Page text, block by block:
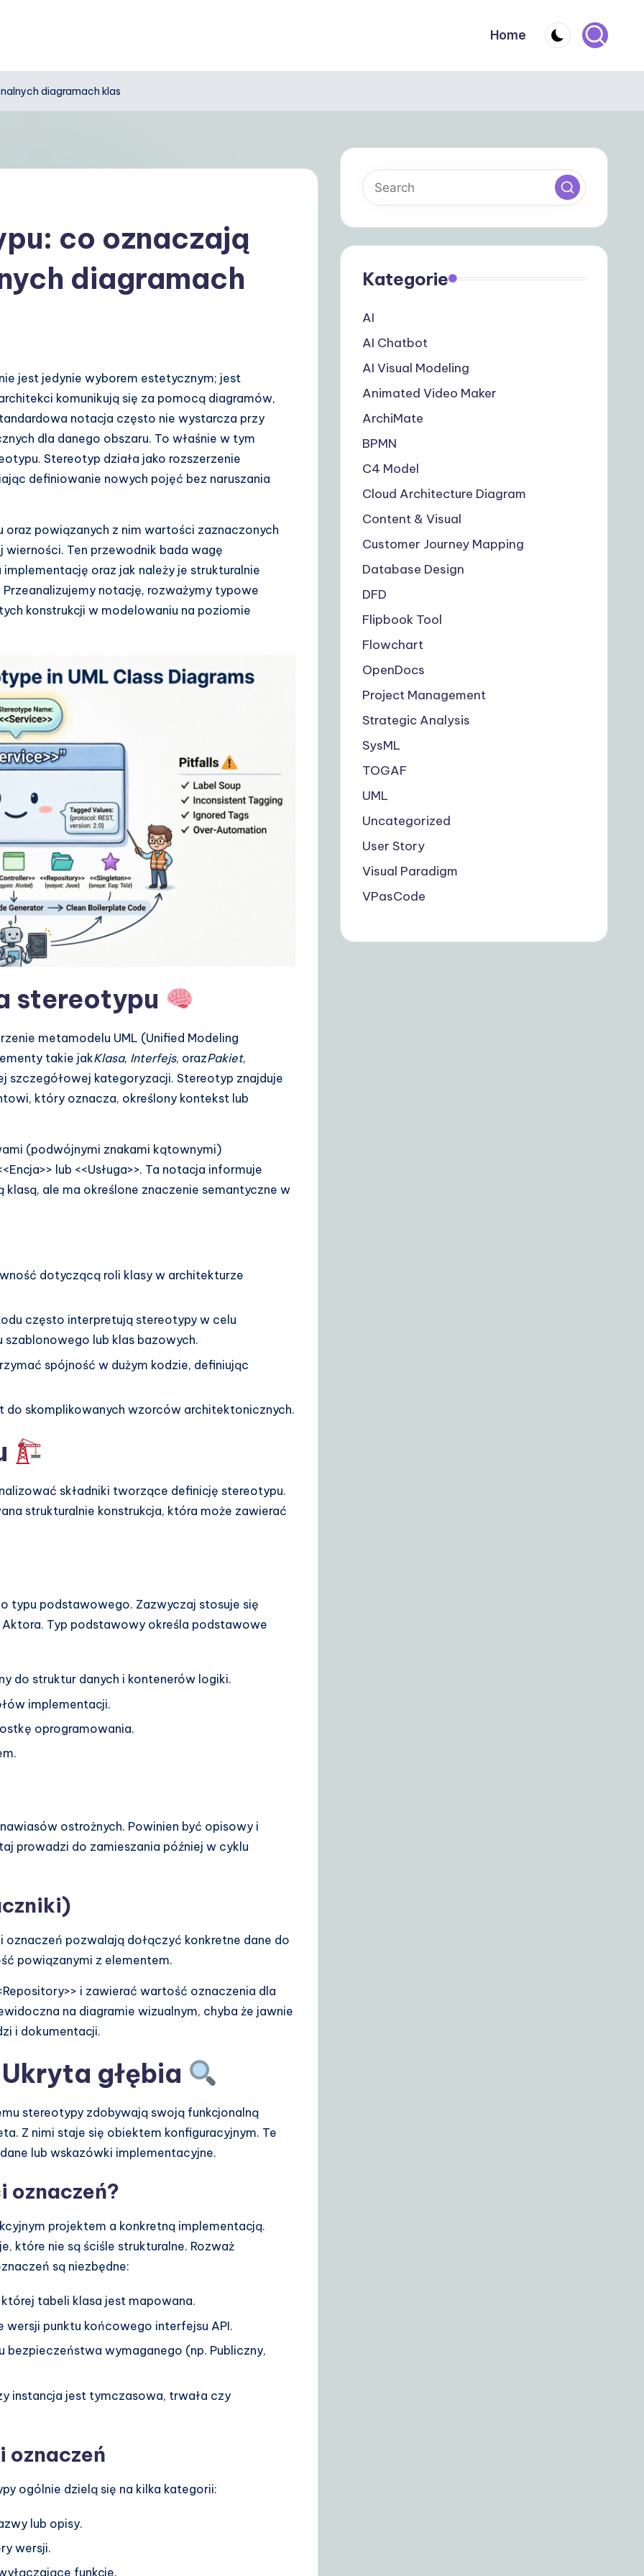
Home
diagramach klas
co oznaczają
diagramach
jest jedynie wyborem estetycznym; jest
komunikują się za pomocą diagramów,
notacja często nie wystarcza przy
dla danego obszaru. To właśnie w tym
Stereotyp działa jako rozszerzenie
definiowanie nowych pojęć bez naruszania
powiązanych z nim wartości zaznaczonych
Ten przewodnik bada wagę
oraz jak należy je strukturalnie
notację, rozważymy typowe
konstrukcji w modelowaniu na poziomie
stereotypu
metamodelu UML (Unified Modeling
takie jakKlasa, Interfejs, orazPakiet,
szczegółowej kategoryzacji. Stereotyp znajduje
który oznacza, określony kontekst lub
(podwójnymi znakami kątownymi)
lub <<Usługa>>. Ta notacja informuje
ale ma określone znaczenie semantyczne w
dotyczącą roli klasy w architekturze
często interpretują stereotypy w celu
lub klas bazowych.
spójność w dużym kodzie, definiując
do skomplikowanych wzorców architektonicznych.
składniki tworzące definicję stereotypu.
strukturalnie konstrukcja, która może zawierać
typu podstawowego. Zazwyczaj stosuje się
Typ podstawowy określa podstawowe
do struktur danych i kontenerów logiki.
implementacji.
oprogramowania.
ostrożnych. Powinien być opisowy i
prowadzi do zamieszania później w cyklu
pozwalają dołączyć konkretne dane do
powiązanymi z elementem.
i zawierać wartość oznaczenia dla
na diagramie wizualnym, chyba że jawnie
i dokumentacji.
głębia
stereotypy zdobywają swoją funkcjonalną
Z nimi staje się obiektem konfiguracyjnym. Te
lub wskazówki implementacyjne.
oznaczeń?
projektem a konkretną implementacją.
które nie są ściśle strukturalne. Rozważ
są niezbędne:
której tabeli klasa jest mapowana.
wersji punktu końcowego interfejsu API.
bezpieczeństwa wymaganego (np. Publiczny,
instancja jest tymczasowa, trwała czy
oznaczeń
ogólnie dzielą się na kilka kategorii:
lub opisy.
wersji.
funkcje.
Kategorie
AI
AI Chatbot
AI Visual Modeling
Animated Video Maker
ArchiMate
BPMN
C4 Model
Cloud Architecture Diagram
Content & Visual
Customer Journey Mapping
Database Design
DFD
Flipbook Tool
Flowchart
OpenDocs
Project Management
Strategic Analysis
SysML
TOGAF
UML
Uncategorized
User Story
Visual Paradigm
VPasCode